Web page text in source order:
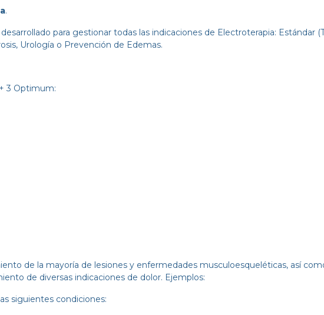
.
para gestionar todas las indicaciones de Electroterapia: Estándar
Urología o Prevención de Edemas.
3 Optimum:
de la mayoría de lesiones y enfermedades musculoesqueléticas, así
de diversas indicaciones de dolor. Ejemplos:
siguientes condiciones: